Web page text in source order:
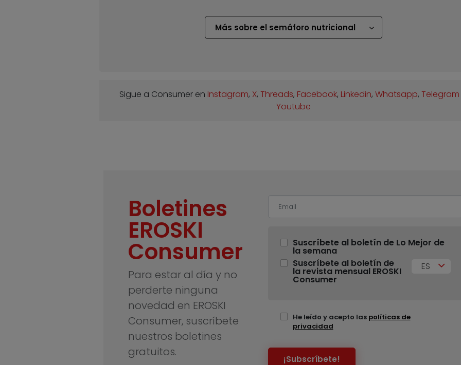
Más sobre el semáforo nutricional
Sigue a Consumer en Instagram, X,Threads, Facebook, Linkedin,Whatsapp,Telegram
Youtube
Boletines
EROSKI
Consumer
Para estar al día y no
perderte ninguna
novedad en EROSKI
Consumer, suscríbete
nuestros boletines
gratuitos.
Suscríbete al boletín de Lo Mejor de
la semana
Suscríbete al boletín de
la revista mensual EROSKI
Consumer
ES
He leído y acepto las políticas de
privacidad
¡Subscríbete!